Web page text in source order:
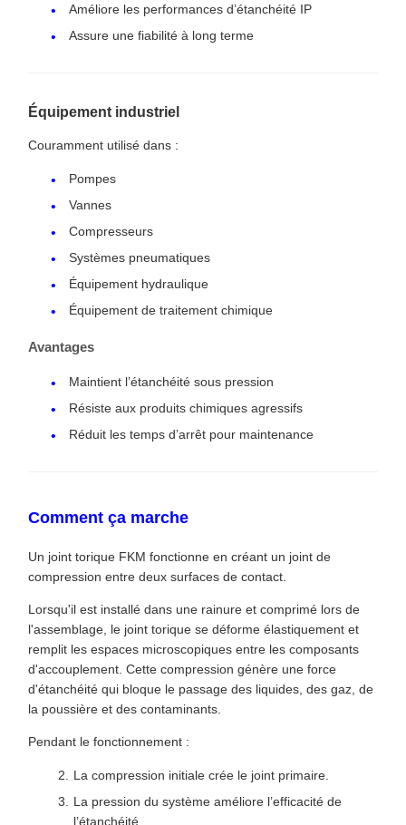
Améliore les performances d’étanchéité IP
Assure une fiabilité à long terme
Équipement industriel
Couramment utilisé dans :
Pompes
Vannes
Compresseurs
Systèmes pneumatiques
Équipement hydraulique
Équipement de traitement chimique
Avantages
Maintient l’étanchéité sous pression
Résiste aux produits chimiques agressifs
Réduit les temps d’arrêt pour maintenance
Comment ça marche
Un joint torique FKM fonctionne en créant un joint de
compression entre deux surfaces de contact.
Lorsqu'il est installé dans une rainure et comprimé lors de
l'assemblage, le joint torique se déforme élastiquement et
remplit les espaces microscopiques entre les composants
d'accouplement. Cette compression génère une force
d'étanchéité qui bloque le passage des liquides, des gaz, de
la poussière et des contaminants.
Pendant le fonctionnement :
La compression initiale crée le joint primaire.
La pression du système améliore l’efficacité de
l’étanchéité.